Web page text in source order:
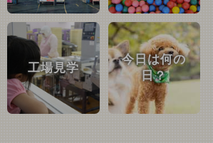
工場見学
今日は何の
日？